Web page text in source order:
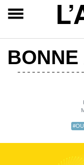
BONNE